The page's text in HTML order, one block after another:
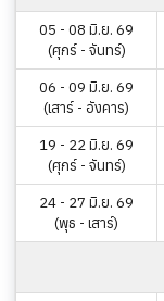
05 - 08 มิ.ย. 69
(ศุกร์ - จันทร์)
06 - 09 มิ.ย. 69
(เสาร์ - อังคาร)
19 - 22 มิ.ย. 69
(ศุกร์ - จันทร์)
24 - 27 มิ.ย. 69
(พุธ - เสาร์)